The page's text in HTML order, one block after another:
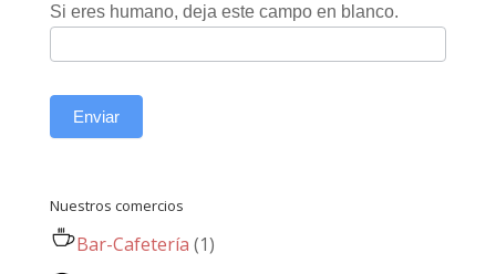
Si eres humano, deja este campo en blanco.
Enviar
Nuestros comercios
Bar-Cafetería (1)